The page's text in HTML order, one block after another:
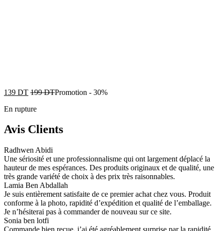
139 DT 199DTPromotion - 30%
En rupture
Avis Clients
Radhwen Abidi
Une sériosité et une professionnalisme qui ont largement déplacé la
hauteur de mes espérances. Des produits originaux et de qualité, une
très grande variété de choix à des prix très raisonnables.
Lamia Ben Abdallah
Je suis entièrement satisfaite de ce premier achat chez vous. Produit
conforme à la photo, rapidité d’expédition et qualité de l’emballage.
Je n’hésiterai pas à commander de nouveau sur ce site.
Sonia ben lotfi